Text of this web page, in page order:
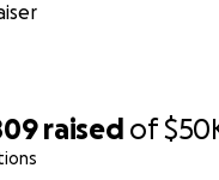
raised of